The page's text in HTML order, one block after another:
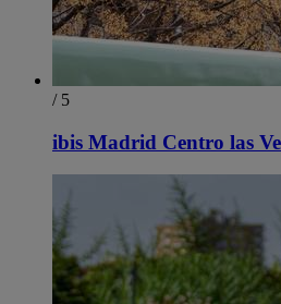
/ 5
ibis Madrid Centro las